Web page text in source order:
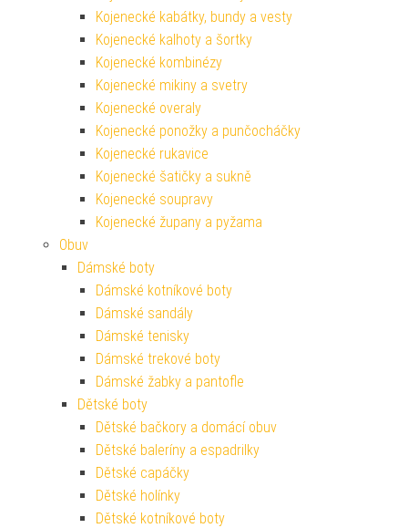
Kojenecké kabátky, bundy a vesty
Kojenecké kalhoty a šortky
Kojenecké kombinézy
Kojenecké mikiny a svetry
Kojenecké overaly
Kojenecké ponožky a punčocháčky
Kojenecké rukavice
Kojenecké šatičky a sukně
Kojenecké soupravy
Kojenecké župany a pyžama
Obuv
Dámské boty
Dámské kotníkové boty
Dámské sandály
Dámské tenisky
Dámské trekové boty
Dámské žabky a pantofle
Dětské boty
Dětské bačkory a domácí obuv
Dětské baleríny a espadrilky
Dětské capáčky
Dětské holínky
Dětské kotníkové boty